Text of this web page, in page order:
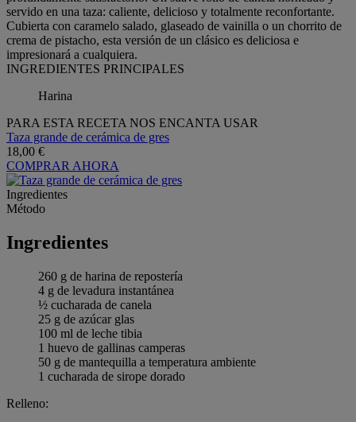
servido en una taza: caliente, delicioso y totalmente reconfortante.
Cubierta con caramelo salado, glaseado de vainilla o un chorrito de
crema de pistacho, esta versión de un clásico es deliciosa e
impresionará a cualquiera.
INGREDIENTES PRINCIPALES
Harina
PARA ESTA RECETA NOS ENCANTA USAR
Taza grande de cerámica de gres
18,00 €
COMPRAR AHORA
Ingredientes
Método
Ingredientes
260 g de harina de repostería
4 g de levadura instantánea
½ cucharada de canela
25 g de azúcar glas
100 ml de leche tibia
1 huevo de gallinas camperas
50 g de mantequilla a temperatura ambiente
1 cucharada de sirope dorado
Relleno: